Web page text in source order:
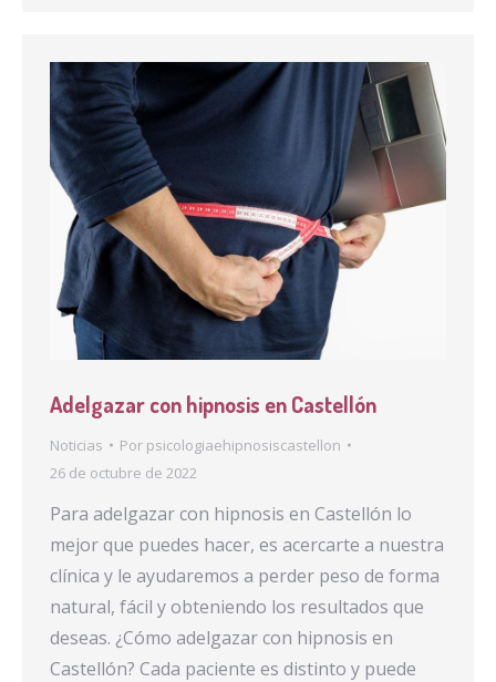
Adelgazar con hipnosis en Castellón
Noticias Por psicologiaehipnosiscastellon
26 de octubre de 2022
Para adelgazar con hipnosis en Castellón lo
mejor que puedes hacer, es acercarte a nuestra
clínica y le ayudaremos a perder peso de forma
natural, fácil y obteniendo los resultados que
deseas. ¿Cómo adelgazar con hipnosis en
Castellón? Cada paciente es distinto y puede